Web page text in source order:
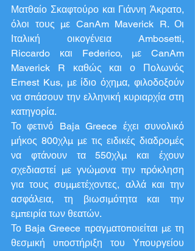
Ματθαίο Σκαφτούρο και Γιάννη Άκρατο,
όλοι τους με CanAm Maverick R. Οι
Ιταλική οικογένεια Ambosetti,
Riccardo και Federico, με CanAm
Maverick R καθώς και ο Πολωνός
Ernest Kus, με ίδιο όχημα, φιλοδοξούν
να σπάσουν την ελληνική κυριαρχία στη
κατηγορία.
Το φετινό Baja Greece έχει συνολικό
μήκος 800χλμ με τις ειδικές διαδρομές
να φτάνουν τα 550χλμ και έχουν
σχεδιαστεί με γνώμονα την πρόκληση
για τους συμμετέχοντες, αλλά και την
ασφάλεια, τη βιωσιμότητα και την
εμπειρία των θεατών.
Το Baja Greece πραγματοποιείται με τη
θεσμική υποστήριξη του Υπουργείου